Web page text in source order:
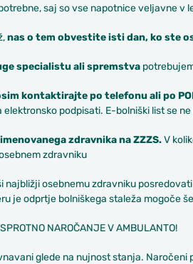
saj so vse napotnice veljavne v
nas o tem obvestite isti dan, ko ste
specialistu ali spremstva
kontaktirajte po telefonu ali po
podpisati. E-bolniški list se
zdravnika na ZZZS.V
zdravniku
najbližji osebnemu zdravniku
je odprtje bolniškega staleža mogoče
NAROČANJE V AMBULANTO!
glede na nujnost stanja.